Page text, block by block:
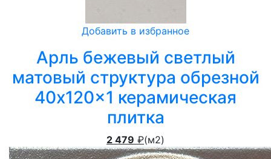
Добавить в избранное
Арль бежевый светлый
матовый структура обрезной
40x120x1 керамическая
плитка
2 479 ₽(м2)